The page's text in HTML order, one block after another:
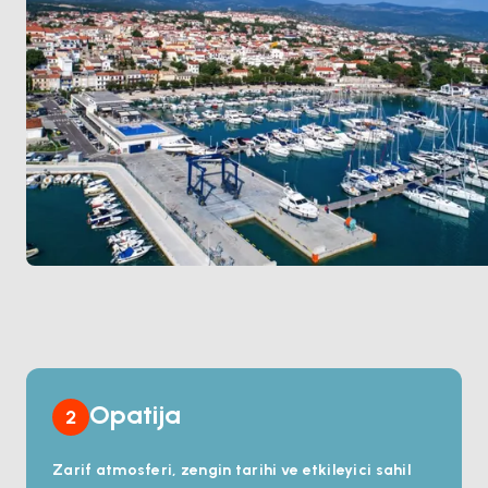
Ziyaretçiler, marinaya kısa bir mesafede
bulunantarihi şehir merkezi, seçkin restoranlar ve
büyüleyici plajlarlabölgenin sunduğu güzellikleri
keşfedebilir. İster kısa bir mola ister uzun soluklu bir
deniz macerası planlayın,Marina Novi, denizcilik
dünyasında mükemmeliyetin simgesi olmaya
devam ediyor.
2 Opatija
Zarif atmosferi, zengin tarihi ve etkileyici sahil